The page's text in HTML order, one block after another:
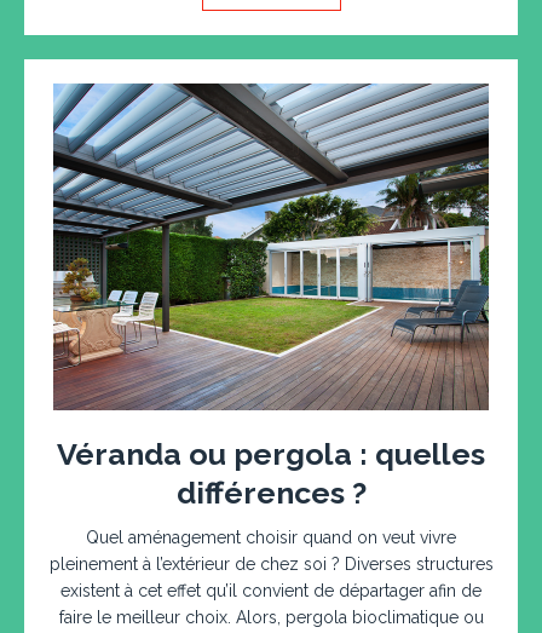
Véranda ou pergola : quelles
différences ?
Quel aménagement choisir quand on veut vivre
pleinement à l’extérieur de chez soi ? Diverses structures
existent à cet effet qu’il convient de départager afin de
faire le meilleur choix. Alors, pergola bioclimatique ou